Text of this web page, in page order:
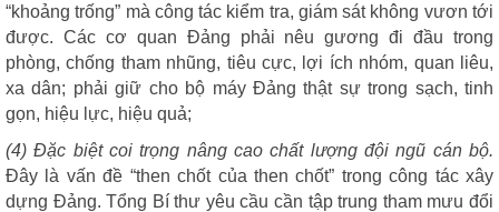
“khoảng trống” mà công tác kiểm tra, giám sát không vươn tới
được. Các cơ quan Đảng phải nêu gương đi đầu trong
phòng, chống tham nhũng, tiêu cực, lợi ích nhóm, quan liêu,
xa dân; phải giữ cho bộ máy Đảng thật sự trong sạch, tinh
gọn, hiệu lực, hiệu quả;
(4) Đặc biệt coi trọng nâng cao chất lượng đội ngũ cán bộ.
Đây là vấn đề “then chốt của then chốt” trong công tác xây
dựng Đảng. Tổng Bí thư yêu cầu cần tập trung tham mưu đổi